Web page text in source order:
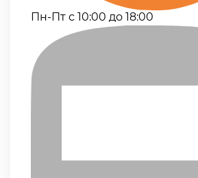
Пн-Пт с 10:00 до 18:00